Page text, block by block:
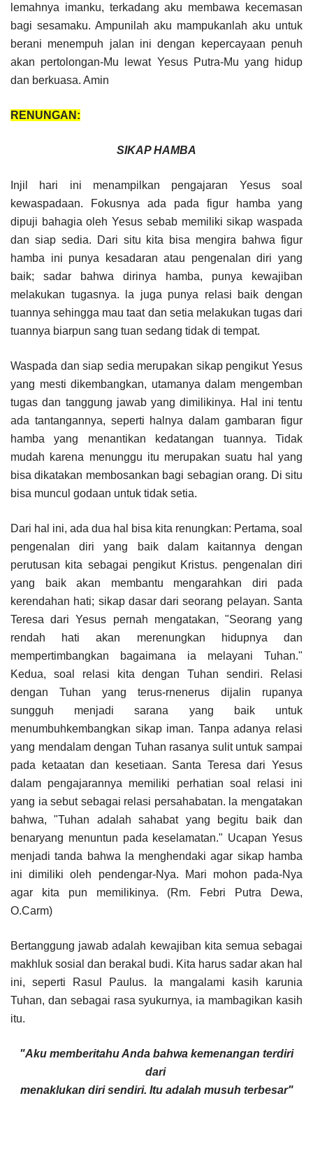
lemahnya imanku, terkadang aku membawa kecemasan
bagi sesamaku. Ampunilah aku mampukanlah aku untuk
berani menempuh jalan ini dengan kepercayaan penuh
akan pertolongan-Mu lewat Yesus Putra-Mu yang hidup
dan berkuasa. Amin
RENUNGAN:
SIKAP HAMBA
Injil hari ini menampilkan pengajaran Yesus soal
kewaspadaan. Fokusnya ada pada figur hamba yang
dipuji bahagia oleh Yesus sebab memiliki sikap waspada
dan siap sedia. Dari situ kita bisa mengira bahwa figur
hamba ini punya kesadaran atau pengenalan diri yang
baik; sadar bahwa dirinya hamba, punya kewajiban
melakukan tugasnya. la juga punya relasi baik dengan
tuannya sehingga mau taat dan setia melakukan tugas dari
tuannya biarpun sang tuan sedang tidak di tempat.
Waspada dan siap sedia merupakan sikap pengikut Yesus
yang mesti dikembangkan, utamanya dalam mengemban
tugas dan tanggung jawab yang dimilikinya. Hal ini tentu
ada tantangannya, seperti halnya dalam gambaran figur
hamba yang menantikan kedatangan tuannya. Tidak
mudah karena menunggu itu merupakan suatu hal yang
bisa dikatakan membosankan bagi sebagian orang. Di situ
bisa muncul godaan untuk tidak setia.
Dari hal ini, ada dua hal bisa kita renungkan: Pertama, soal
pengenalan diri yang baik dalam kaitannya dengan
perutusan kita sebagai pengikut Kristus. pengenalan diri
yang baik akan membantu mengarahkan diri pada
kerendahan hati; sikap dasar dari seorang pelayan. Santa
Teresa dari Yesus pernah mengatakan, "Seorang yang
rendah hati akan merenungkan hidupnya dan
mempertimbangkan bagaimana ia melayani Tuhan."
Kedua, soal relasi kita dengan Tuhan sendiri. Relasi
dengan Tuhan yang terus-rnenerus dijalin rupanya
sungguh menjadi sarana yang baik untuk
menumbuhkembangkan sikap iman. Tanpa adanya relasi
yang mendalam dengan Tuhan rasanya sulit untuk sampai
pada ketaatan dan kesetiaan. Santa Teresa dari Yesus
dalam pengajarannya memiliki perhatian soal relasi ini
yang ia sebut sebagai relasi persahabatan. la mengatakan
bahwa, "Tuhan adalah sahabat yang begitu baik dan
benaryang menuntun pada keselamatan." Ucapan Yesus
menjadi tanda bahwa la menghendaki agar sikap hamba
ini dimiliki oleh pendengar-Nya. Mari mohon pada-Nya
agar kita pun memilikinya. (Rm. Febri Putra Dewa,
O.Carm)
Bertanggung jawab adalah kewajiban kita semua sebagai
makhluk sosial dan berakal budi. Kita harus sadar akan hal
ini, seperti Rasul Paulus. Ia mangalami kasih karunia
Tuhan, dan sebagai rasa syukurnya, ia mambagikan kasih
itu.
"Aku memberitahu Anda bahwa kemenangan terdiri
dari
menaklukan diri sendiri. Itu adalah musuh terbesar"